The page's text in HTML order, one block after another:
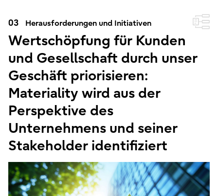
03 Herausforderungen und Initiativen
Wertschöpfung für Kunden
und Gesellschaft durch unser
Geschäft priorisieren:
Materiality wird aus der
Perspektive des
Unternehmens und seiner
Stakeholder identifiziert